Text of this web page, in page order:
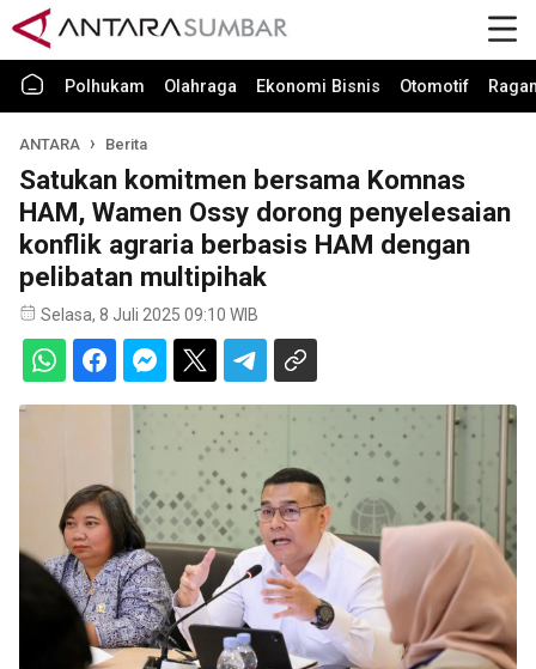
Polhukam Olahraga Ekonomi Bisnis Otomotif
ANTARA Berita
Satukan komitmen bersama Komnas
HAM, Wamen Ossy dorong penyelesaian
konflik agraria berbasis HAM dengan
pelibatan multipihak
Selasa, 8 Juli 2025 09:10 WIB